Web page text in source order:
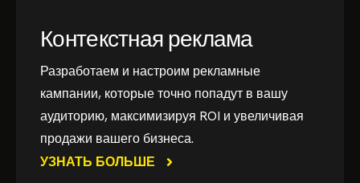
Контекстная реклама
Разработаем и настроим рекламные
кампании, которые точно попадут в вашу
аудиторию, максимизируя ROI и увеличивая
продажи вашего бизнеса.
УЗНАТЬ БОЛЬШЕ